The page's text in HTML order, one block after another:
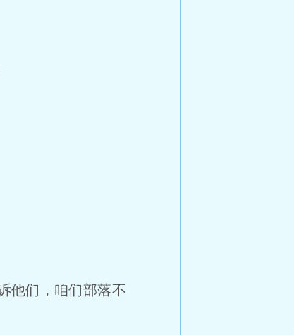
他们，咱们部落不